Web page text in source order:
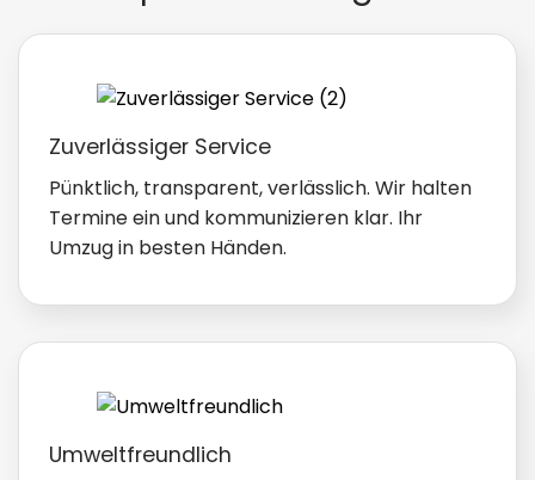
Zuverlässiger Service
Pünktlich, transparent, verlässlich. Wir halten
Termine ein und kommunizieren klar. Ihr
Umzug in besten Händen.
Umweltfreundlich